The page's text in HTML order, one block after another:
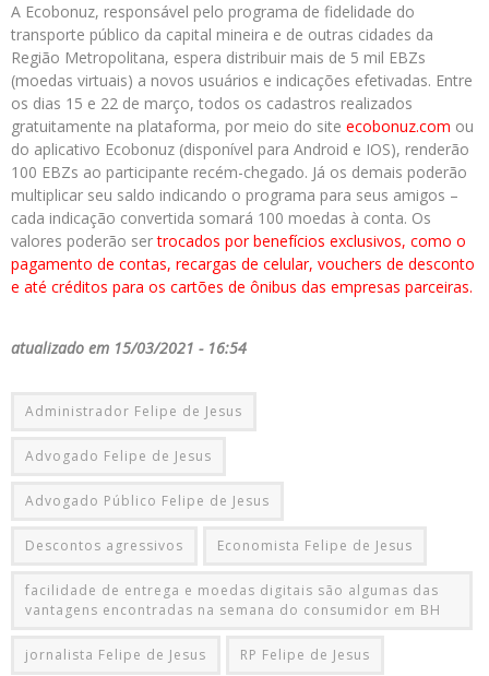
A Ecobonuz, responsável pelo programa de fidelidade do
transporte público da capital mineira e de outras cidades da
Região Metropolitana, espera distribuir mais de 5 mil EBZs
(moedas virtuais) a novos usuários e indicações efetivadas. Entre
os dias 15 e 22 de março, todos os cadastros realizados
gratuitamente na plataforma, por meio do site ecobonuz.com ou
do aplicativo Ecobonuz (disponível para Android e IOS), renderão
100 EBZs ao participante recém-chegado. Já os demais poderão
multiplicar seu saldo indicando o programa para seus amigos –
cada indicação convertida somará 100 moedas à conta. Os
valores poderão sertrocados por benefícios exclusivos, como o
pagamento de contas, recargas de celular, vouchers de desconto
e até créditos para os cartões de ônibus das empresas parceiras.
atualizado em 15/03/2021 - 16:54
Administrador Felipe de Jesus
Advogado Felipe de Jesus
Advogado Público Felipe de Jesus
Descontos agressivos Economista Felipe de Jesus
facilidade de entrega e moedas digitais são algumas das
vantagens encontradas na semana do consumidor em BH
jornalista Felipe de Jesus RP Felipe de Jesus